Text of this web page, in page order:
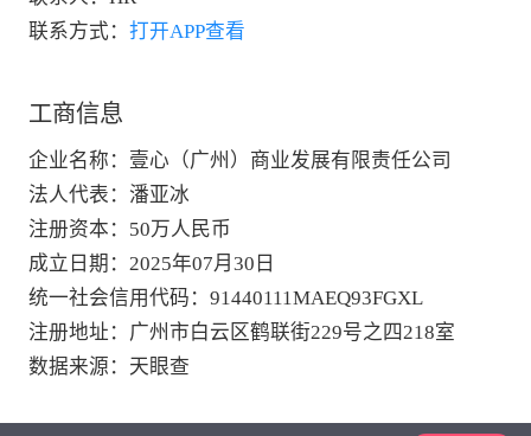
联系方式： 打开APP查看
工商信息
企业名称 ： 壹心（广州）商业发展有限责任公司
法人代表 ： 潘亚冰
注册资本 ： 50万人民币
成立日期 ： 2025年07月30日
统一社会信用代码 ： 91440111MAEQ93FGXL
注册地址 ： 广州市白云区鹤联街229号之四218室
数据来源 ： 天眼查